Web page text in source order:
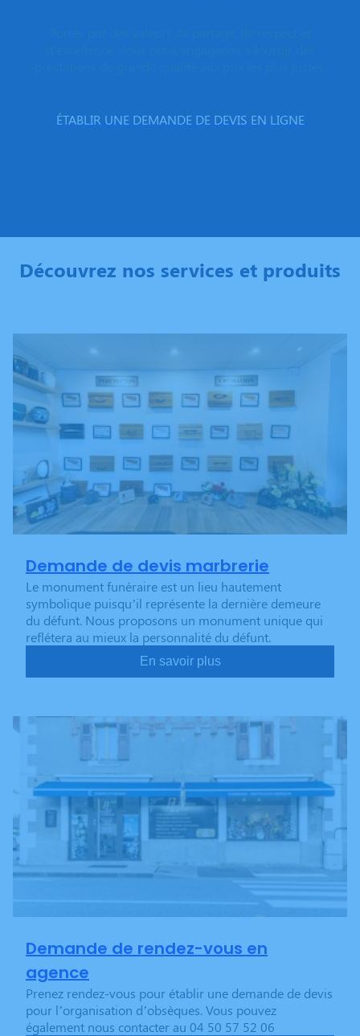
ÉTABLIR UNE DEMANDE DE DEVIS EN LIGNE
Découvrez nos services et produits
Demande de devis marbrerie
Le monument funéraire est un lieu hautement
symbolique puisqu’il représente la dernière demeure
du défunt. Nous proposons un monument unique qui
reflétera au mieux la personnalité du défunt.
En savoir plus
Demande de rendez-vous en
agence
Prenez rendez-vous pour établir une demande de devis
pour l’organisation d’obsèques. Vous pouvez
également nous contacter au 04 50 57 52 06